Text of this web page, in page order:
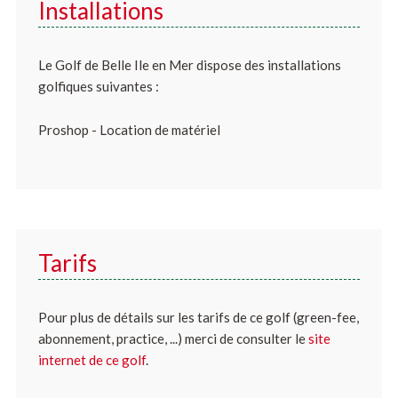
Installations
Le Golf de Belle Ile en Mer dispose des installations
golfiques suivantes :
Proshop - Location de matériel
Tarifs
Pour plus de détails sur les tarifs de ce golf (green-fee,
abonnement, practice, ...) merci de consulter lesite
internet de ce golf.